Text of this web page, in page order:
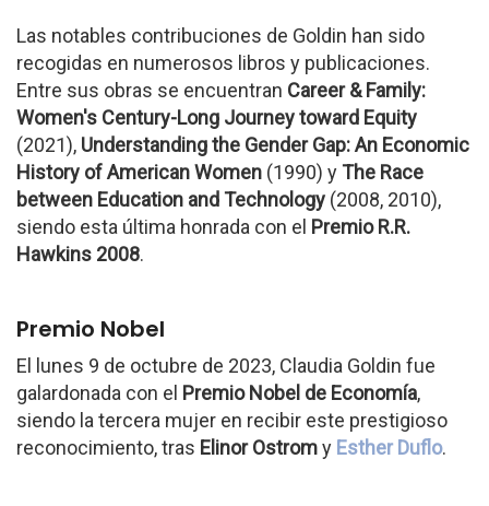
Las notables contribuciones de Goldin han sido
recogidas en numerosos libros y publicaciones.
Entre sus obras se encuentran Career & Family:
Women's Century-Long Journey toward Equity
(2021), Understanding the Gender Gap: An Economic
History of American Women (1990) y The Race
between Education and Technology (2008, 2010),
siendo esta última honrada con el Premio R.R.
Hawkins 2008.
Premio Nobel
El lunes 9 de octubre de 2023, Claudia Goldin fue
galardonada con el Premio Nobel de Economía,
siendo la tercera mujer en recibir este prestigioso
reconocimiento, tras Elinor Ostromy Esther Duflo.